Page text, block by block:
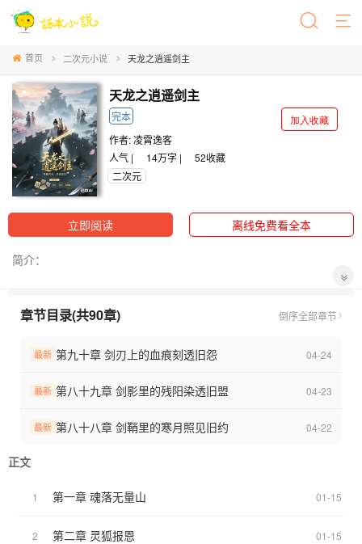
首页 二次元小说 天龙之逍遥剑主
天龙之逍遥剑主
完本
加入收藏
作者:凌霄逸客
人气 |
14万字 | 52收藏
二次元
立即阅读 离线免费看全本
简介：
氏旁支遗孤——段正淳私生子段煜。激活“天龙系统”后，他身负血海
步步踏上江湖路。
机缘巧合下，段煜解救天山童姥，拜入逍遥派门下，习得天山六阳
峰，两人因共抗慕容复而结为兄弟；聚贤庄大战，段煜以生死符重
覆大宋的阴谋，手刃仇人报得母仇。最终，段煜放弃权力，选择归
章节目录(共90章) 倒序全部章节
最新 第九十章 剑刃上的血痕刻透旧怨 04-24
最新 第八十九章 剑影里的残阳染透旧盟 04-23
最新 第八十八章 剑鞘里的寒月照见旧约 04-22
正文
1 第一章 魂落无量山 01-15
2 第二章 灵狐报恩 01-15